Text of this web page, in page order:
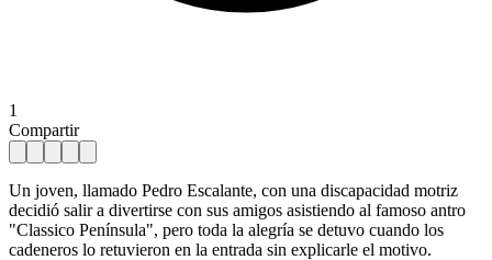
1
Compartir
Un joven, llamado Pedro Escalante, con una discapacidad motriz
decidió salir a divertirse con sus amigos asistiendo al famoso antro
"Classico Península", pero toda la alegría se detuvo cuando los
cadeneros lo retuvieron en la entrada sin explicarle el motivo.